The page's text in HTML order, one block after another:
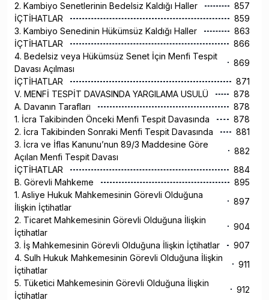
2. Kambiyo Senetlerinin Bedelsiz Kaldığı Haller
857
İÇTİHATLAR
859
3. Kambiyo Senedinin Hükümsüz Kaldığı Haller
863
İÇTİHATLAR
866
4. Bedelsiz veya Hükümsüz Senet İçin Menfi Tespit
Davası Açılması
869
İÇTİHATLAR
871
V. MENFİ TESPİT DAVASINDA YARGILAMA USULÜ
878
A. Davanın Tarafları
878
1. İcra Takibinden Önceki Menfi Tespit Davasında
878
2. İcra Takibinden Sonraki Menfi Tespit Davasında
881
3. İcra ve İflas Kanunu’nun 89/3 Maddesine Göre
Açılan Menfi Tespit Davası
882
İÇTİHATLAR
884
B. Görevli Mahkeme
895
1. Asliye Hukuk Mahkemesinin Görevli Olduğuna
İlişkin İçtihatlar
897
2. Ticaret Mahkemesinin Görevli Olduğuna İlişkin
İçtihatlar
904
3. İş Mahkemesinin Görevli Olduğuna İlişkin İçtihatlar
907
4. Sulh Hukuk Mahkemesinin Görevli Olduğuna İlişkin
İçtihatlar
911
5. Tüketici Mahkemesinin Görevli Olduğuna İlişkin
İçtihatlar
912